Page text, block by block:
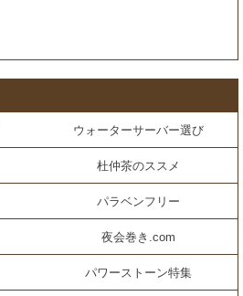
ウォーターサーバー選び
杜仲茶のススメ
パラベンフリー
夜会巻き.com
パワーストーン特集